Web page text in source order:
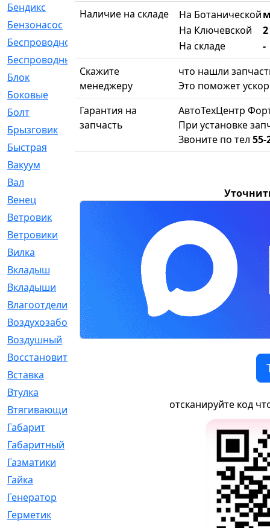
Бендикс
Бензонасос
Беспроводное
Беспроводные
[1]
Блок
[81]
Боковые
[4]
Болт
[247]
Брызговик
[77]
Быстрая
Вакуум
Вал
Венец
[16]
Ветровик
Ветровики
Вилка
Вкладыш
Вкладыши
Влагоотделитель
Воздухозаборник
Воздушный
[1]
Восстановительный
Вставка
Втулка
Втягивающий
Габарит
Габаритный
Газматики
Гайка
Генератор
Герметик
Наличие на складе
На Ботанической
На Ключевской
На складе
-
Скажите
менеджеру
что нашли
Это поможет
Гарантия на
запчасть
АвтоТехЦентр
При установке
Звоните по тел 55-
отсканируйте код